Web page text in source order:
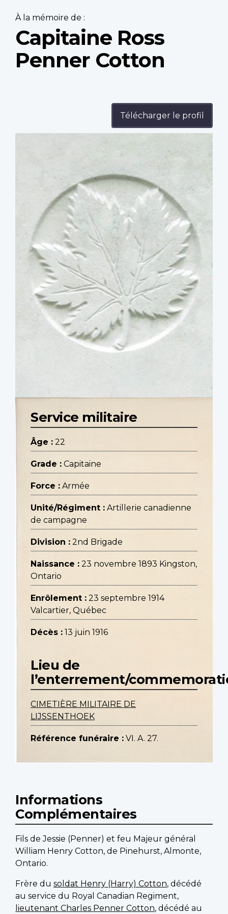
À la mémoire de :
Capitaine Ross
Penner Cotton
Télécharger le profil
Service militaire
Âge : 22
Grade : Capitaine
Force : Armée
Unité/Régiment : Artillerie canadienne
de campagne
Division : 2nd Brigade
Naissance : 23 novembre 1893 Kingston,
Ontario
Enrôlement : 23 septembre 1914
Valcartier, Québec
Décès : 13 juin 1916
Lieu de
l’enterrement/
CIMETIÈRE MILITAIRE DE
LIJSSENTHOEK
Référence funéraire : VI. A. 27.
Informations
Complémentaires
Fils de Jessie (Penner) et feu Majeur général
William Henry Cotton, de Pinehurst, Almonte,
Ontario.
Frère du soldat Henry (Harry) Cotton, décédé
au service du Royal Canadian Regiment,
lieutenant Charles Penner Cotton, décédé au